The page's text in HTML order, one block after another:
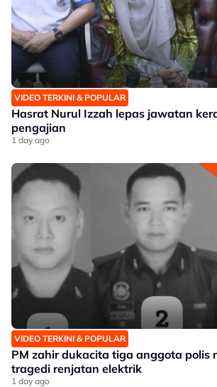
VIDEO TERKINI & POPULAR
Hasrat Nurul Izzah lepas jawatan
pengajian
1 day ago
VIDEO TERKINI & POPULAR
PM zahir dukacita tiga anggota polis
tragedi renjatan elektrik
1 day ago